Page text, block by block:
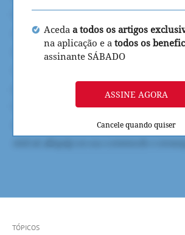
Aceda a todos os artigos
na aplicação e a todos os
assinante SÁBADO
ASSINE AGORA
Cancele quando quiser
TÓPICOS